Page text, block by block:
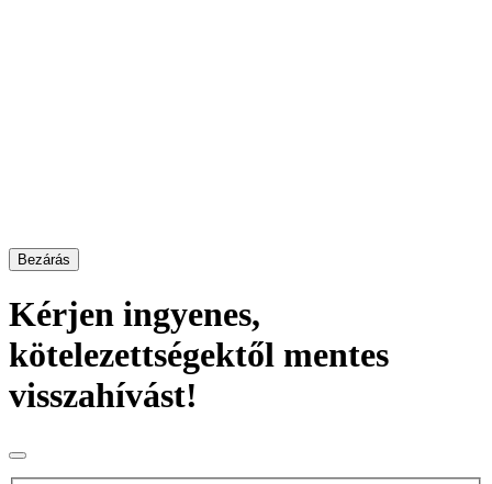
Bezárás
Kérjen ingyenes,
kötelezettségektől mentes
visszahívást!